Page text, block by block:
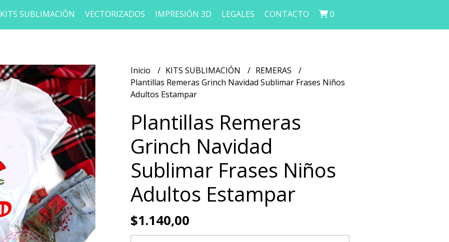
KITS SUBLIMACIÓN VECTORIZADOS IMPRESIÓN 3D LEGALES CONTACTO 0
Inicio KITS SUBLIMACIÓN
REMERAS
Plantillas Remeras Grinch Navidad Sublimar Frases Niños
Adultos Estampar
Plantillas Remeras
Grinch Navidad
Sublimar Frases Niños
Adultos Estampar
$1.140,00